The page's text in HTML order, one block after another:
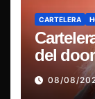
CARTELERA
del
última
08/08/